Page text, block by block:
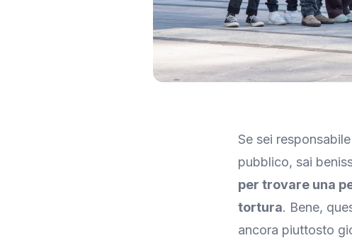
Se sei
pubblico, sai
per trovare una
tortura. Bene,
ancora piuttosto